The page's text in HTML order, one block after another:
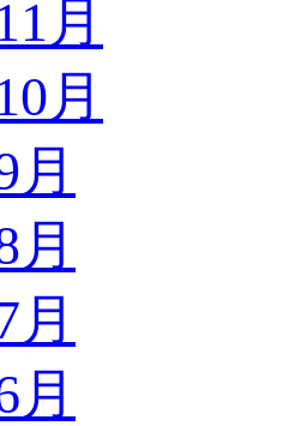
月
月